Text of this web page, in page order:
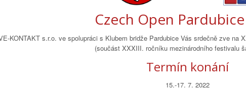
Czech Open
KONTAKT s.r.o. ve spolupráci s Klubem bridže Pardubice Vás srdečně zve na
(součást XXXIII. ročníku mezinárodního festivalu
Termín konání
15.-17. 7. 2022